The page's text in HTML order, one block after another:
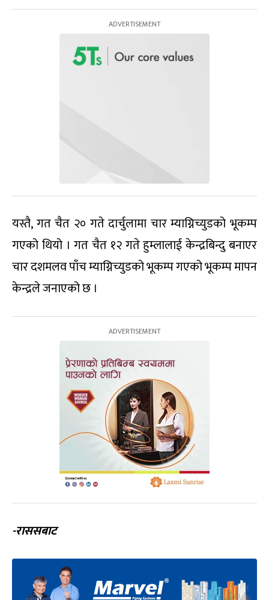
यस्तै, गत चैत २० गते दार्चुलामा चार म्याग्निच्युडको भूकम्प
गएको थियो । गत चैत १२ गते हुम्लालाई केन्द्रबिन्दु बनाएर
चार दशमलव पाँच म्याग्निच्युडको भूकम्प गएको भूकम्प मापन
केन्द्रले जनाएको छ ।
-राससबाट